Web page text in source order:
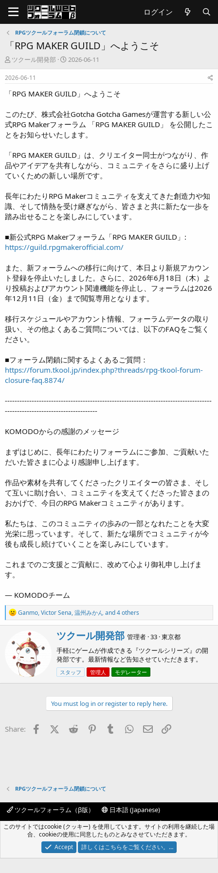
ログイン
RPGツクールフォーラム閉鎖について
「RPG MAKER GUILD」へようこそ
T
h
r
a
s
t
a
r
e
r
ツクール開発部
開
始
2026-06-11
2026-06-11
「RPG MAKER GUILD」へようこそ
このたび、株式会社Gotcha Gotcha Gamesが運営する新しい公
式RPG Makerフォーラム 「RPG MAKER GUILD」 を公開したこ
とをお知らせいたします。
「RPG MAKER GUILD」は、クリエイター同士がつながり、作
品やアイデアを共有しながら、コミュニティをさらに盛り上げ
ていくための新しい場所です。
長年にわたりRPG Makerコミュニティを支えてきた創造力や知
識、そして情熱を受け継ぎながら、皆さまと共に新たな一歩を
踏み出せることを楽しみにしています。
■新公式RPG Makerフォーラム「RPG MAKER GUILD」:
https://guild.rpgmakerofficial.com/
また、新フォーラムへの移行に向けて、本日より新規アカウン
ト登録を停止いたしました。さらに、2026年6月18日（木）よ
り投稿およびアカウント関連機能を停止し、フォーラムは2026
年12月11日（金）まで閲覧専用となります。
移行スケジュールやアカウント情報、フォーラムデータの取り
扱い、その他よくあるご質問については、以下のFAQをご覧く
ださい。
■フォーラム閉鎖に関するよくあるご質問：
https://forum.tkool.jp/index.php?threads/rpg-tkool-forum-
closure-faq.8874/
-------------------------------------------------------------------------------------
--------------------------------------
KOMODOからの感謝のメッセージ
まずはじめに、長年にわたりフォーラムにご参加、ご貢献いた
だいた皆さまに心より感謝申し上げます。
作品や素材を共有してくださったクリエイターの皆さま、そし
て互いに助け合い、コミュニティを支えてくださった皆さまの
おかげで、今日のRPG Makerコミュニティがあります。
私たちは、このコミュニティの歩みの一部となれたことを大変
光栄に思っています。そして、新たな場所でコミュニティが今
後も成長し続けていくことを楽しみにしています。
これまでのご支援とご貢献に、改めて心より御礼申し上げま
す。
— KOMODOチーム
R
e
a
t
i
o
n
s
:
Ganmo,Victor Sena,温州みかん and 4 others
W
i
t
t
e
n
y
ツクール開発部 管理者 ·33 ·東京都
手軽にゲームが作成できる『ツクールシリーズ』の開
発部です。最新情報など告知させていただきます。
スタッフ 管理人 モデレーター
You must log in or register to reply here.
Share: FacebookX (Twitter)
Reddit PinterestTumblr WhatsApp
Eメール
RPGツクールフォーラム閉鎖について
ツクールフォーラム（β版）
日本語 (Japanese)
お問い合わせ
規約 プライバシーポリシー
ヘルプ
フォーラムトップ
R
S
S
Community platform by XenForo® © 2010-2024 XenForo Ltd.
このサイトではcookie (クッキー) を使用しています。サイトの利用を継続した場
合、cookieの使用に同意したものとみなさせていただきます。
Accept
詳しくはこちらをご覧ください。…